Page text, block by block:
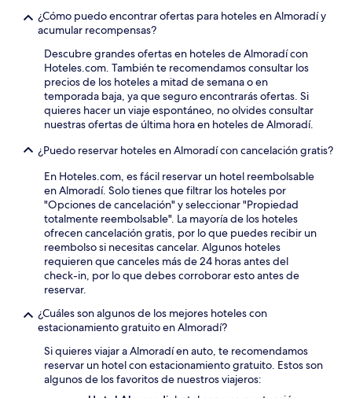
¿Cómo puedo encontrar ofertas para hoteles en Almoradí y
acumular recompensas?
Descubre grandes ofertas en hoteles de Almoradí con
Hoteles.com. También te recomendamos consultar los
precios de los hoteles a mitad de semana o en
temporada baja, ya que seguro encontrarás ofertas. Si
quieres hacer un viaje espontáneo, no olvides consultar
nuestras ofertas de última hora en hoteles de Almoradí.
¿Puedo reservar hoteles en Almoradí con cancelación gratis?
En Hoteles.com, es fácil reservar un hotel reembolsable
en Almoradí. Solo tienes que filtrar los hoteles por
"Opciones de cancelación" y seleccionar "Propiedad
totalmente reembolsable". La mayoría de los hoteles
ofrecen cancelación gratis, por lo que puedes recibir un
reembolso si necesitas cancelar. Algunos hoteles
requieren que canceles más de 24 horas antes del
check-in, por lo que debes corroborar esto antes de
reservar.
¿Cuáles son algunos de los mejores hoteles con
estacionamiento gratuito en Almoradí?
Si quieres viajar a Almoradí en auto, te recomendamos
reservar un hotel con estacionamiento gratuito. Estos son
algunos de los favoritos de nuestros viajeros: